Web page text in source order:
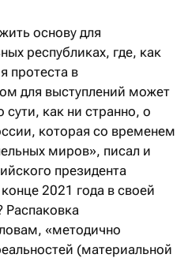
основу для
республиках, где, как
протеста в
для выступлений может
как ни странно, о
которая со временем
миров», писал и
президента
2021 года в своей
Распаковка
«методично
(материальной